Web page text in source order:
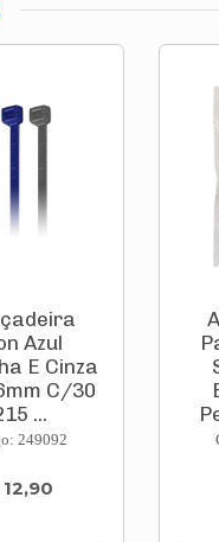
Azul
E Cinza
C/30
...
249092
12,90